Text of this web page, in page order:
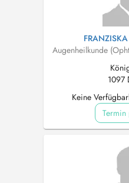
Augenheilkunde
1097
Keine